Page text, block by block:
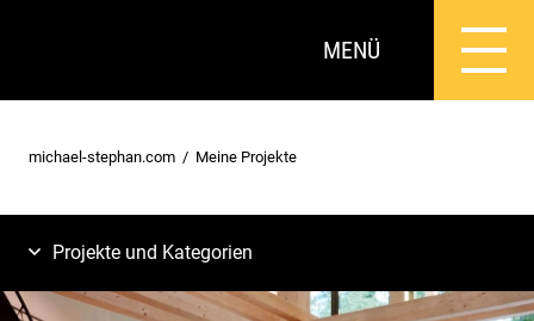
MENÜ
michael-stephan.com Meine Projekte
Projekte und Kategorien